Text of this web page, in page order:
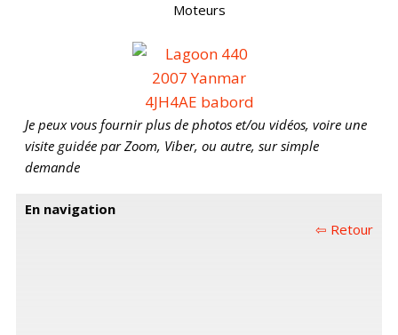
Moteurs
Je peux vous fournir plus de photos et/ou vidéos, voire une
visite guidée par Zoom, Viber, ou autre, sur simple
demande
En navigation
⇦ Retour